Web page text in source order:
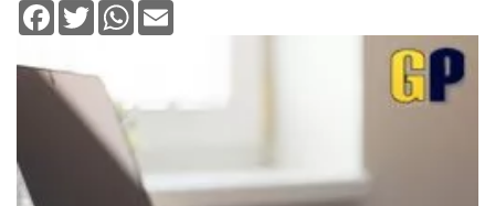
Facebook
TwitterWhatsApp